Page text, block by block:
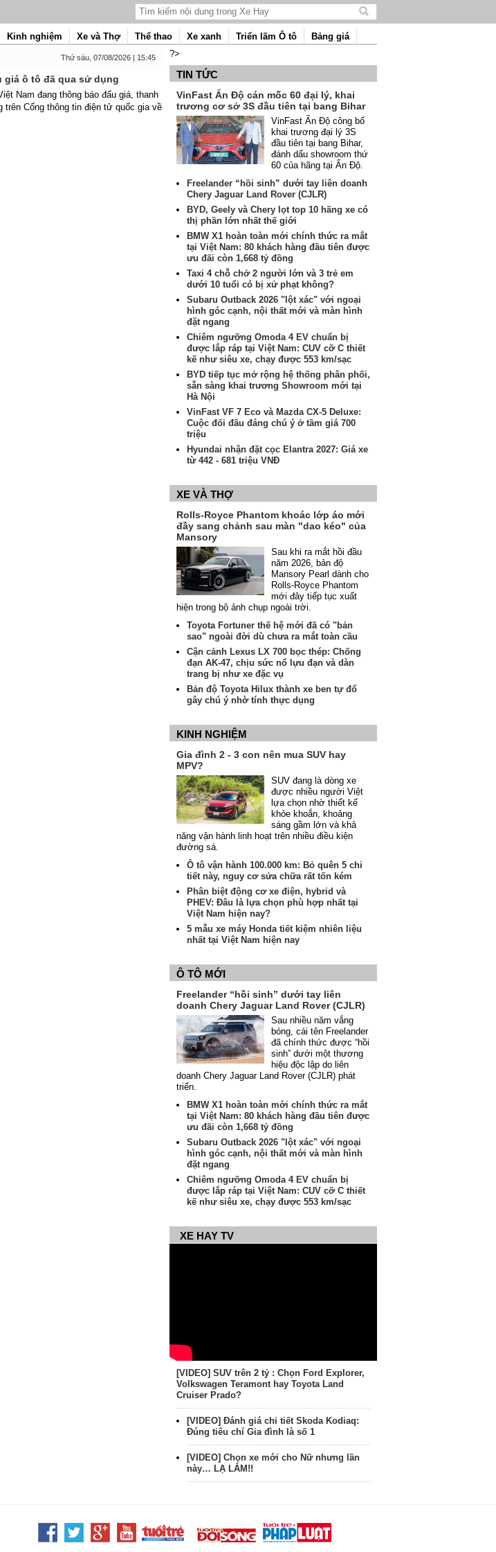
Tìm
nội
Kinh nghiệm Xe và Thợ Thể thao Xe xanh Triển lãm Ô tô
Bảng giá
Thứ sáu, 07/08/2026 | 15:45
giá ô tô đã qua sử dụng
Nam đang thông báo đấu giá, thanh
trên Cổng thông tin điện tử quốc gia về
?>
TIN TỨC
VinFast Ấn Độ cán mốc 60 đại lý, khai
trương cơ sở 3S đầu tiên tại bang Bihar
VinFast Ấn Độ công bố
khai trương đại lý 3S
đầu tiên tại bang Bihar,
đánh dấu showroom thứ
60 của hãng tại Ấn Độ.
Freelander “hồi sinh” dưới tay liên doanh
Chery Jaguar Land Rover (CJLR)
BYD, Geely và Chery lọt top 10 hãng xe có
thị phần lớn nhất thế giới
BMW X1 hoàn toàn mới chính thức ra mắt
tại Việt Nam: 80 khách hàng đầu tiên được
ưu đãi còn 1,668 tỷ đồng
Taxi 4 chỗ chở 2 người lớn và 3 trẻ em
dưới 10 tuổi có bị xử phạt không?
Subaru Outback 2026 "lột xác" với ngoại
hình góc cạnh, nội thất mới và màn hình
đặt ngang
Chiêm ngưỡng Omoda 4 EV chuẩn bị
được lắp ráp tại Việt Nam: CUV cỡ C thiết
kế như siêu xe, chạy được 553 km/sạc
BYD tiếp tục mở rộng hệ thống phân phối,
sẵn sàng khai trương Showroom mới tại
Hà Nội
VinFast VF 7 Eco và Mazda CX-5 Deluxe:
Cuộc đối đầu đáng chú ý ở tầm giá 700
triệu
Hyundai nhận đặt cọc Elantra 2027: Giá xe
từ 442 - 681 triệu VNĐ
XE VÀ THỢ
Rolls-Royce Phantom khoác lớp áo mới
đầy sang chảnh sau màn "dao kéo" của
Mansory
Sau khi ra mắt hồi đầu
năm 2026, bản độ
Mansory Pearl dành cho
Rolls-Royce Phantom
mới đây tiếp tục xuất
hiện trong bộ ảnh chụp ngoài trời.
Toyota Fortuner thế hệ mới đã có "bản
sao" ngoài đời dù chưa ra mắt toàn cầu
Cận cảnh Lexus LX 700 bọc thép: Chống
đạn AK-47, chịu sức nổ lựu đạn và dàn
trang bị như xe đặc vụ
Bản độ Toyota Hilux thành xe ben tự đổ
gây chú ý nhờ tính thực dụng
KINH NGHIỆM
Gia đình 2 - 3 con nên mua SUV hay
MPV?
SUV đang là dòng xe
được nhiều người Việt
lựa chọn nhờ thiết kế
khỏe khoắn, khoảng
sáng gầm lớn và khả
năng vận hành linh hoạt trên nhiều điều kiện
đường sá.
Ô tô vận hành 100.000 km: Bỏ quên 5 chi
tiết này, nguy cơ sửa chữa rất tốn kém
Phân biệt động cơ xe điện, hybrid và
PHEV: Đâu là lựa chọn phù hợp nhất tại
Việt Nam hiện nay?
5 mẫu xe máy Honda tiết kiệm nhiên liệu
nhất tại Việt Nam hiện nay
Ô TÔ MỚI
Freelander “hồi sinh” dưới tay liên
doanh Chery Jaguar Land Rover (CJLR)
Sau nhiều năm vắng
bóng, cái tên Freelander
đã chính thức được “hồi
sinh” dưới một thương
hiệu độc lập do liên
doanh Chery Jaguar Land Rover (CJLR) phát
triển.
BMW X1 hoàn toàn mới chính thức ra mắt
tại Việt Nam: 80 khách hàng đầu tiên được
ưu đãi còn 1,668 tỷ đồng
Subaru Outback 2026 "lột xác" với ngoại
hình góc cạnh, nội thất mới và màn hình
đặt ngang
Chiêm ngưỡng Omoda 4 EV chuẩn bị
được lắp ráp tại Việt Nam: CUV cỡ C thiết
kế như siêu xe, chạy được 553 km/sạc
XE HAY TV
[VIDEO] SUV trên 2 tỷ : Chọn Ford Explorer,
Volkswagen Teramont hay Toyota Land
Cruiser Prado?
[VIDEO] Đánh giá chi tiết Skoda Kodiaq:
Đúng tiêu chí Gia đình là số 1
[VIDEO] Chọn xe mới cho Nữ nhưng lần
này… LẠ LẮM!!